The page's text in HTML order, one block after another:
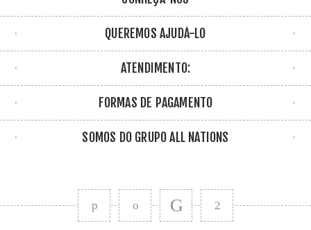
QUEREMOS AJUDÁ-LO
ATENDIMENTO:
FORMAS DE PAGAMENTO
SOMOS DO GRUPO ALL NATIONS